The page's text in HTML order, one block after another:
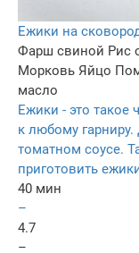
Ежики на
Фарш свиной Рис
Морковь Яйцо
масло
Ежики - это такое
к любому
томатном соусе.
приготовить
40 мин
–
4.7
–